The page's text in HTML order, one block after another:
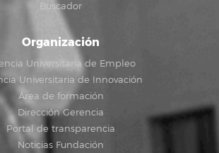
Buscador
Organización
Universitaria de Empleo
Universitaria de Innovación
Área de formación
Dirección Gerencia
Portal de transparencia
Noticias Fundación